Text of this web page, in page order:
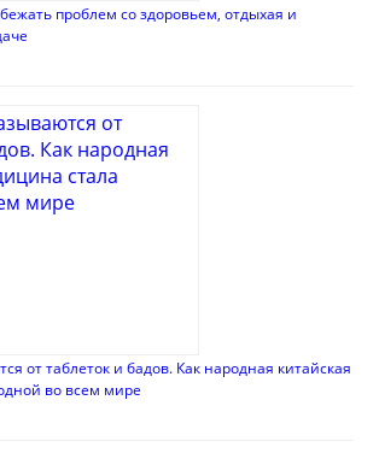
проблем со здоровьем, отдыхая и
от таблеток и бадов. Как народная китайская
во всем мире